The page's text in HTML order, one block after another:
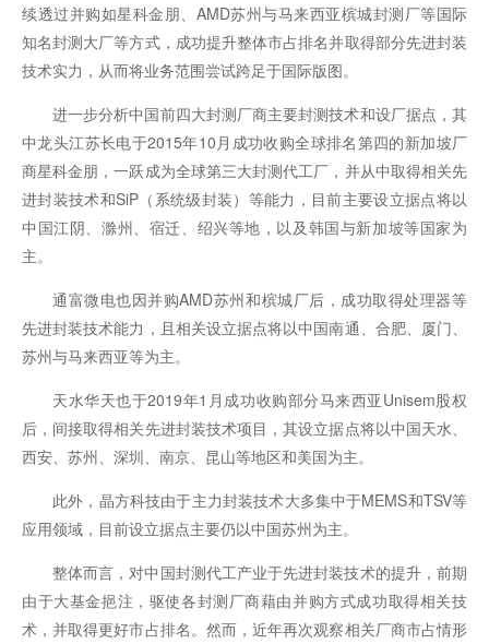
续透过并购如星科金朋、AMD苏州与马来西亚槟城封测厂等国际
知名封测大厂等方式，成功提升整体市占排名并取得部分先进封装
技术实力，从而将业务范围尝试跨足于国际版图。
进一步分析中国前四大封测厂商主要封测技术和设厂据点，其
中龙头江苏长电于2015年10月成功收购全球排名第四的新加坡厂
商星科金朋，一跃成为全球第三大封测代工厂，并从中取得相关先
进封装技术和SiP（系统级封装）等能力，目前主要设立据点将以
中国江阴、滁州、宿迁、绍兴等地，以及韩国与新加坡等国家为
主。
通富微电也因并购AMD苏州和槟城厂后，成功取得处理器等
先进封装技术能力，且相关设立据点将以中国南通、合肥、厦门、
苏州与马来西亚等为主。
天水华天也于2019年1月成功收购部分马来西亚Unisem股权
后，间接取得相关先进封装技术项目，其设立据点将以中国天水、
西安、苏州、深圳、南京、昆山等地区和美国为主。
此外，晶方科技由于主力封装技术大多集中于MEMS和TSV等
应用领域，目前设立据点主要仍以中国苏州为主。
整体而言，对中国封测代工产业于先进封装技术的提升，前期
由于大基金挹注，驱使各封测厂商藉由并购方式成功取得相关技
术，并取得更好市占排名。然而，近年再次观察相关厂商市占情形